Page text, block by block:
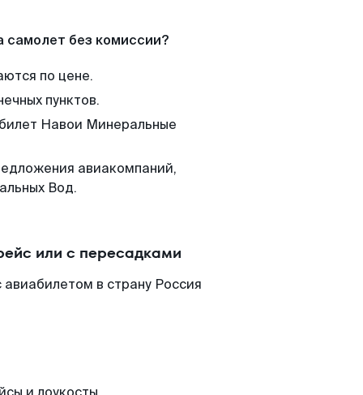
самолет без комиссии?
по цене.
пунктов.
Навои Минеральные
авиакомпаний,
Вод.
или с пересадками
в страну Россия